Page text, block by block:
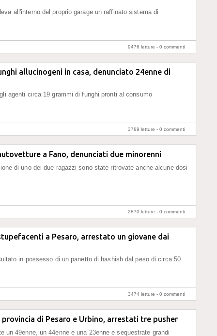
all'interno del proprio garage un raffinato sistema di
9476 letture - 0 commenti
allucinogeni in casa, denunciato 24enne di
agenti circa 19 grammi di funghi pronti al consumo
3789 letture - 0 commenti
a Fano, denunciati due minorenni
di uno dei due ragazzi sono state ritrovate anche alcune dosi
2870 letture - 0 commenti
a Pesaro, arrestato un giovane dai
in possesso di un panetto di hashish dal peso di circa 50
3474 letture - 0 commenti
di Pesaro e Urbino, arrestati tre pusher
un 49enne, un 44enne e una 23enne e sequestrate grandi